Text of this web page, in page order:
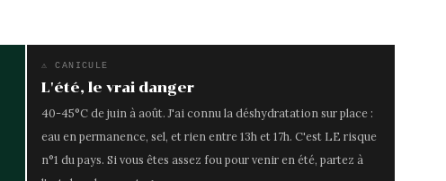
⚠ CANICULE
L'été, le vrai danger
40-45°C de juin à août. J'ai connu la déshydratation sur place :
eau en permanence, sel, et rien entre 13h et 17h. C'est LE risque
n°1 du pays. Si vous êtes assez fou pour venir en été, partez à